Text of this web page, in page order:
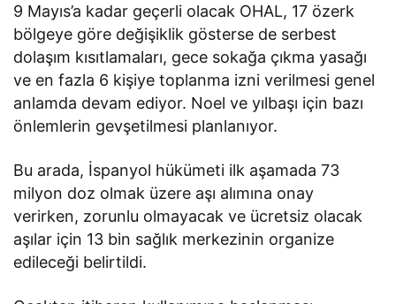
9 Mayıs’a kadar geçerli olacak OHAL, 17 özerk
bölgeye göre değişiklik gösterse de serbest
dolaşım kısıtlamaları, gece sokağa çıkma yasağı
ve en fazla 6 kişiye toplanma izni verilmesi genel
anlamda devam ediyor. Noel ve yılbaşı için bazı
önlemlerin gevşetilmesi planlanıyor.
Bu arada, İspanyol hükümeti ilk aşamada 73
milyon doz olmak üzere aşı alımına onay
verirken, zorunlu olmayacak ve ücretsiz olacak
aşılar için 13 bin sağlık merkezinin organize
edileceği belirtildi.